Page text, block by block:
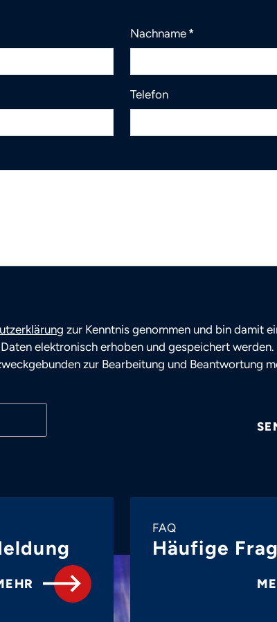
Nachname *
Telefon
zur Kenntnis genommen und bin damit
elektronisch erhoben und gespeichert werden.
zur Bearbeitung und Beantwortung
FAQ
Häufige